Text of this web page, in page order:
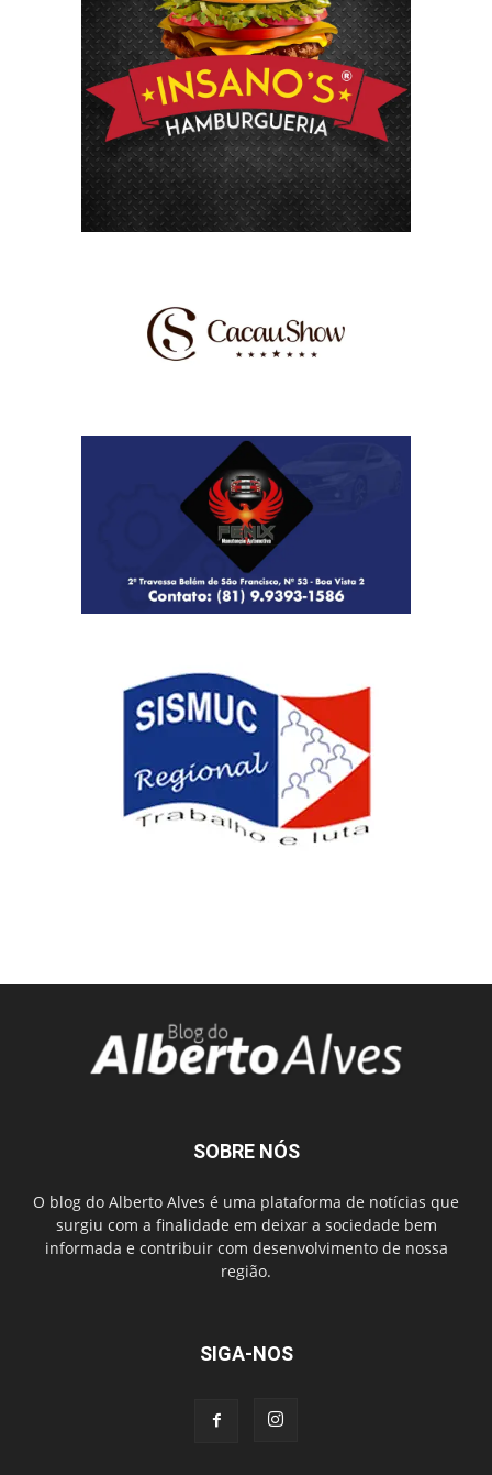
SOBRE NÓS
O blog do Alberto Alves é uma plataforma de notícias que
surgiu com a finalidade em deixar a sociedade bem
informada e contribuir com desenvolvimento de nossa
região.
SIGA-NOS